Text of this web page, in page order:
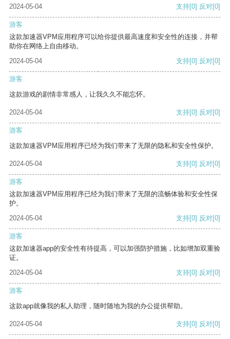
2024-05-04 支持[0] 反对[0]
游客
这款加速器VPM应用程序可以给你提供最高速度和安全性的连接，并帮
助你在网络上自由移动。
2024-05-04
支持[0] 反对[0]
游客
这款游戏的剧情非常感人，让我久久不能忘怀。
2024-05-04 支持[0] 反对[0]
游客
这款加速器VPM应用程序已经为我们带来了无限的隐私和安全性保护。
2024-05-04 支持[0] 反对[0]
游客
这款加速器VPM应用程序已经为我们带来了无限的流畅体验和安全性保
护。
2024-05-04
支持[0] 反对[0]
游客
这款加速器app的安全性有待提高，可以加强防护措施，比如增加双重验
证。
2024-05-04
支持[0] 反对[0]
游客
这款app就像我的私人助理，随时随地为我的办公提供帮助。
2024-05-04 支持[0] 反对[0]